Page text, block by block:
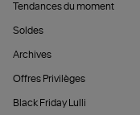
Tendances du moment
Soldes
Archives
Offres Privilèges
Black Friday Lulli